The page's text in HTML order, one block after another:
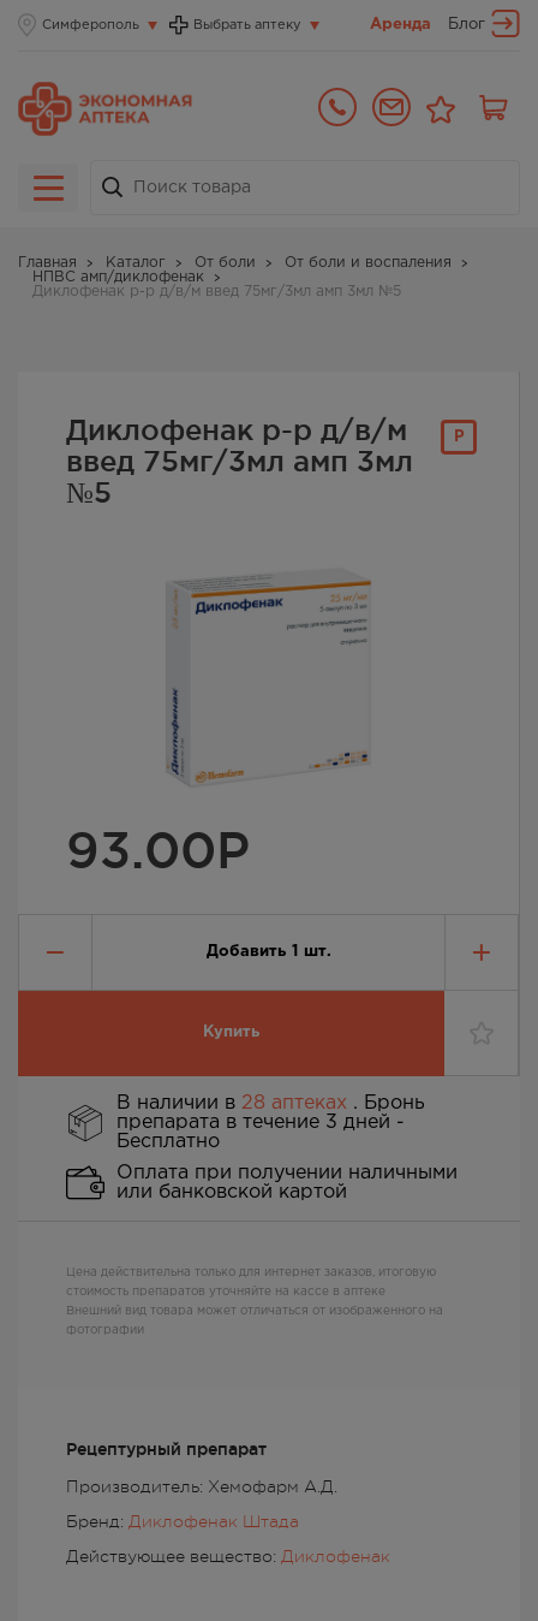
Симферополь Выбрать аптеку Аренда Блог
Главная Каталог От боли
От боли и воспаления
НПВС амп/диклофенак
Диклофенак р-р д/в/м введ 75мг/3мл амп 3мл №5
Р
Диклофенак р-р д/в/м
введ 75мг/3мл амп 3мл
№5
93.00Р
Добавить 1 шт.
Купить
Рецептурный препарат
Производитель: Хемофарм А.Д.
Бренд: Диклофенак Штада
Действующее вещество: Диклофенак
В наличии в 28 аптеках . Бронь
препарата в течение 3 дней -
Бесплатно
Оплата при получении наличными
или банковской картой
Цена действительна только для интернет заказов, итоговую
стоимость препаратов уточняйте на кассе в аптеке
Внешний вид товара может отличаться от изображенного на
фотографии